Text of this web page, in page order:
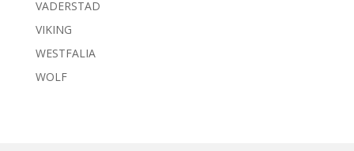
VADERSTAD
VIKING
WESTFALIA
WOLF